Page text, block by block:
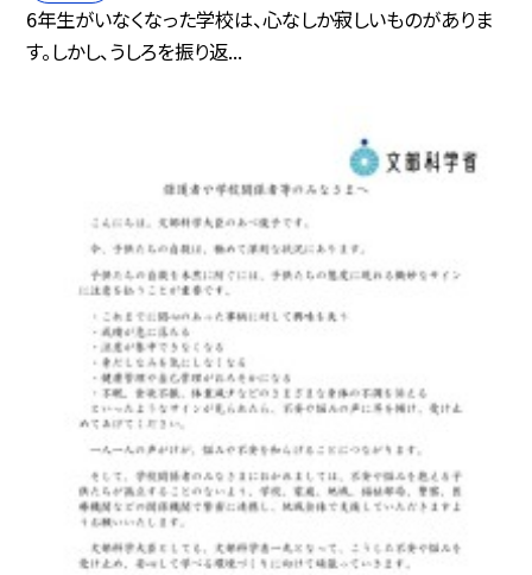
6年生がいなくなった学校は、心なしか寂しいものがありま
す。しかし、うしろを振り返...